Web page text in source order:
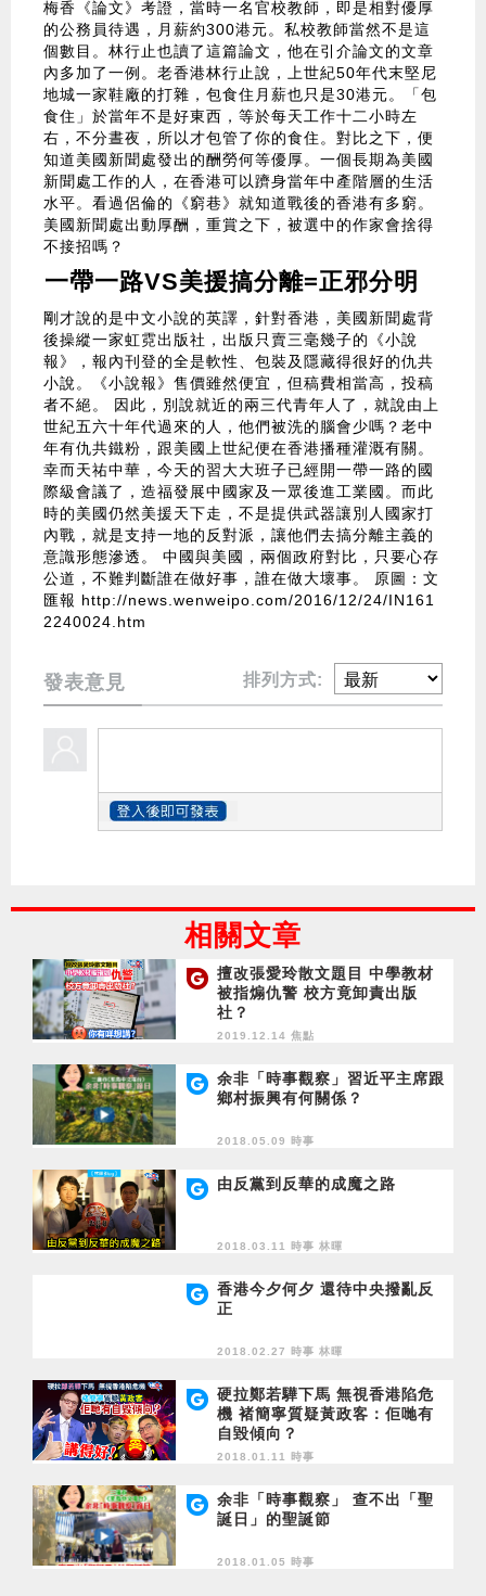
梅香《論文》考證，當時一名官校教師，即是相對優厚
的公務員待遇，月薪約300港元。私校教師當然不是這
個數目。林行止也讀了這篇論文，他在引介論文的文章
內多加了一例。老香港林行止說，上世紀50年代末堅尼
地城一家鞋廠的打雜，包食住月薪也只是30港元。「包
食住」於當年不是好東西，等於每天工作十二小時左
右，不分晝夜，所以才包管了你的食住。對比之下，便
知道美國新聞處發出的酬勞何等優厚。一個長期為美國
新聞處工作的人，在香港可以躋身當年中產階層的生活
水平。看過侶倫的《窮巷》就知道戰後的香港有多窮。
美國新聞處出動厚酬，重賞之下，被選中的作家會捨得
不接招嗎？
一帶一路VS美援搞分離=正邪分明
剛才說的是中文小說的英譯，針對香港，美國新聞處背
後操縱一家虹霓出版社，出版只賣三毫幾子的《小說
報》，報內刊登的全是軟性、包裝及隱藏得很好的仇共
小說。《小說報》售價雖然便宜，但稿費相當高，投稿
者不絕。 因此，別說就近的兩三代青年人了，就說由上
世紀五六十年代過來的人，他們被洗的腦會少嗎？老中
年有仇共鐵粉，跟美國上世紀便在香港播種灌溉有關。
幸而天祐中華，今天的習大大班子已經開一帶一路的國
際級會議了，造福發展中國家及一眾後進工業國。而此
時的美國仍然美援天下走，不是提供武器讓別人國家打
內戰，就是支持一地的反對派，讓他們去搞分離主義的
意識形態滲透。 中國與美國，兩個政府對比，只要心存
公道，不難判斷誰在做好事，誰在做大壞事。 原圖：文
匯報 http://news.wenweipo.com/2016/12/24/IN161
2240024.htm
發表意見 排列方式:
相關文章
擅改張愛玲散文題目 中學教材
被指煽仇警 校方竟卸責出版
社？
2019.12.14 焦點
余非「時事觀察」習近平主席跟
鄉村振興有何關係？
2018.05.09 時事
由反黨到反華的成魔之路
2018.03.11 時事 林暉
香港今夕何夕 還待中央撥亂反
正
2018.02.27 時事 林暉
硬拉鄭若驊下馬 無視香港陷危
機 褚簡寧質疑黃政客：佢哋有
自毀傾向？
2018.01.11 時事
余非「時事觀察」 查不出「聖
誕日」的聖誕節
2018.01.05 時事